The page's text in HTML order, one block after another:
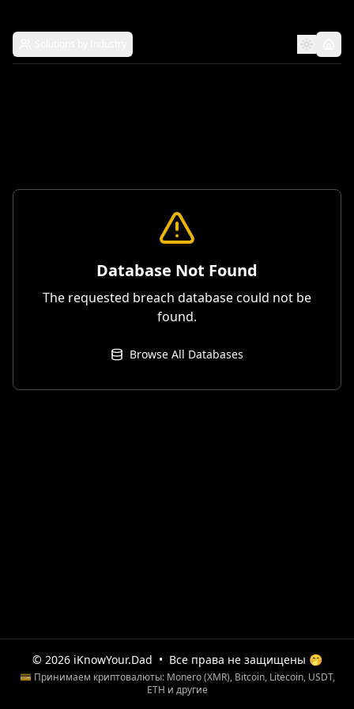
Database Not Found
The requested breach database could not be
found.
Browse All Databases
© 2026 iKnowYour.Dad • Все права не защищены 🤭
💳 Принимаем криптовалюты: Monero (XMR), Bitcoin, Litecoin, USDT,
ETH и другие